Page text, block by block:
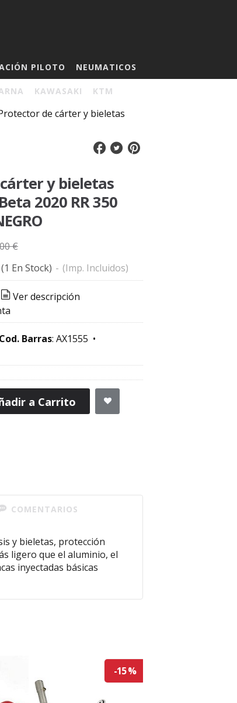
PILOTO NEUMATICOS
KAWASAKI KTM
de cárter y bieletas
y bieletas
2020 RR 350
€
(1 En Stock) - (Imp. Incluidos)
Ver descripción
Barras: AX1555 •
a Carrito
COMENTARIOS
y bieletas, protección
ligero que el aluminio, el
inyectadas básicas
-15 %